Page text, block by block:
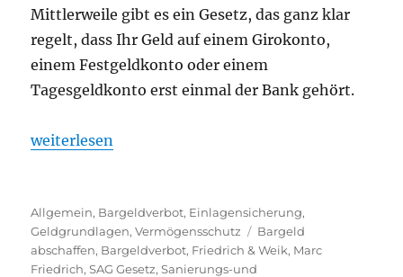
Mittlerweile gibt es ein Gesetz, das ganz klar
regelt, dass Ihr Geld auf einem Girokonto,
einem Festgeldkonto oder einem
Tagesgeldkonto erst einmal der Bank gehört.
„Wem gehört Ihr Geld, Ihr Festgeld und Tagesgeld
weiterlesen
Kategorien
Allgemein, Bargeldverbot, Einlagensicherung,
Geldgrundlagen,Vermögensschutz Schlagwörter
Bargeld
abschaffen, Bargeldverbot, Friedrich & Weik, Marc
Friedrich,SAG Gesetz,Sanierungs-und